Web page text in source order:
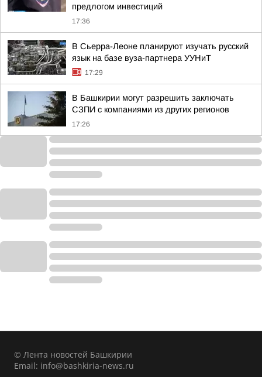
предлогом инвестиций
17:36
В Сьерра-Леоне планируют изучать русский
язык на базе вуза-партнера УУНиТ
17:29
В Башкирии могут разрешить заключать
СЗПИ с компаниями из других регионов
17:26
© Лента новостей Башкирии
Email: info@bashkiria-news.ru